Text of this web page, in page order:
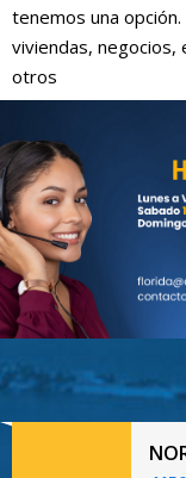
tenemos una
viviendas, negocios,
otros